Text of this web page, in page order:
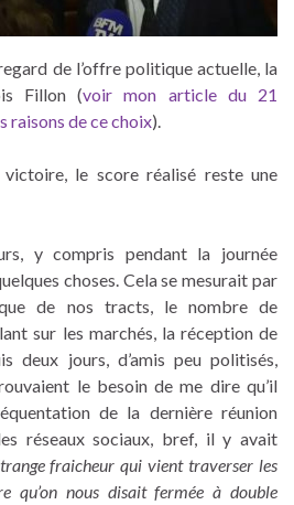
de l’offre politique actuelle, la
Fillon (voir mon article du 21
raisons de ce choix).
le score réalisé reste une
y compris pendant la journée
choses. Cela se mesurait par
de nos tracts, le nombre de
sur les marchés, la réception de
deux jours, d’amis peu politisés,
le besoin de me dire qu’il
de la dernière réunion
réseaux sociaux, bref, il y avait
fraicheur qui vient traverser les
qu’on nous disait fermée à double